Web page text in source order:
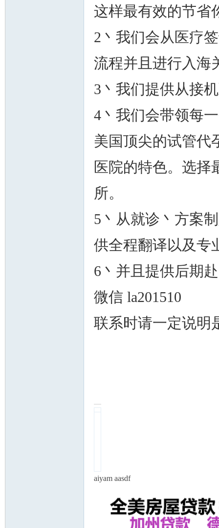
这样最有效的节省
2丶我们会从医疗
流程并且进行入海
3丶我们提供从接
4丶我们会带领每
美国顶尖的试管代
医院的特色。选择
所。
5丶从就诊丶方案
供全程翻译以及专
6丶并且提供后期
微信 la201510
联系时请一定说明
aiyam aasdf